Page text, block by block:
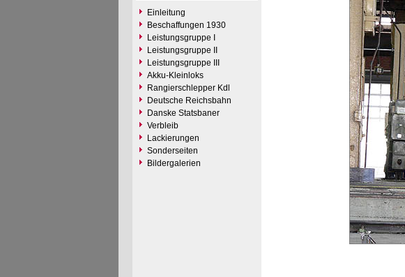
Einleitung
Beschaffungen 1930
Leistungsgruppe I
Leistungsgruppe II
Leistungsgruppe III
Akku-Kleinloks
Rangierschlepper Kdl
Deutsche Reichsbahn
Danske Statsbaner
Verbleib
Lackierungen
Sonderseiten
Bildergalerien